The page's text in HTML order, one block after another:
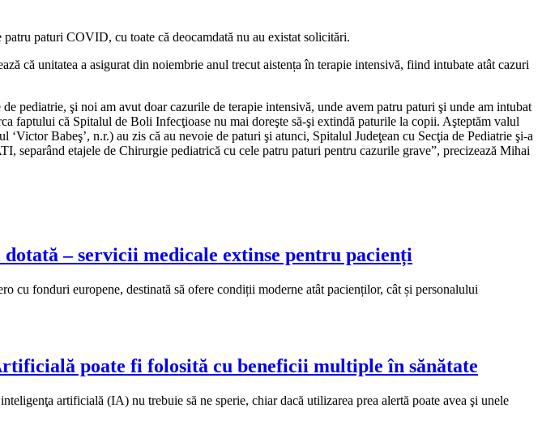
paturi COVID, cu toate că deocamdată nu au existat solicitări.
că unitatea a asigurat din noiembrie anul trecut aistența în terapie intensivă, fiind intubate atât cazuri
pediatrie, şi noi am avut doar cazurile de terapie intensivă, unde avem patru paturi şi unde am intubat
faptului că Spitalul de Boli Infecţioase nu mai doreşte să-şi extindă paturile la copii. Aşteptăm valul
Babeş’, n.r.) au zis că au nevoie de paturi şi atunci, Spitalul Judeţean cu Secţia de Pediatrie şi-a
separând etajele de Chirurgie pediatrică cu cele patru paturi pentru cazurile grave”, precizează Mihai
– servicii medicale extinse pentru pacienți
fonduri europene, destinată să ofere condiții moderne atât pacienților, cât și personalului
poate fi folosită cu beneficii multiple în sănătate
artificială (IA) nu trebuie să ne sperie, chiar dacă utilizarea prea alertă poate avea şi unele